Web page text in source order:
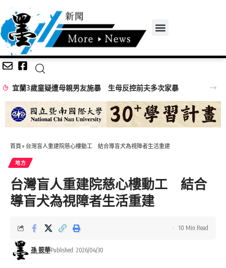
宜蘭3歲童疑遭母親男友施暴 生母反控前夫多次家暴
首頁 » 台灣盲人重建院慈心樓動工 結合導盲犬為視障者生活重建
地方
台灣盲人重建院慈心樓動工 結合
導盲犬為視障者生活重建
孫 筱華Published: 2026/04/30
10 Min Read